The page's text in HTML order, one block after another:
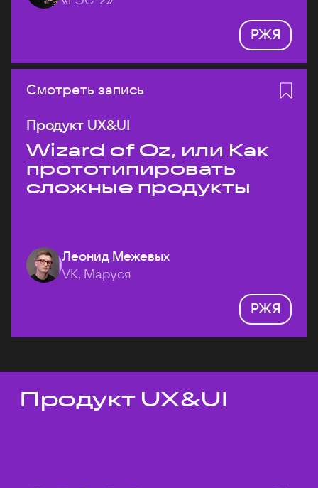
РЖЯ
Смотреть запись
Продукт UX&UI
Wizard of Oz, или Как
прототипировать
сложные продукты
Леонид Межевых
VK, Маруся
РЖЯ
Темы докладов
Продукт UX&UI